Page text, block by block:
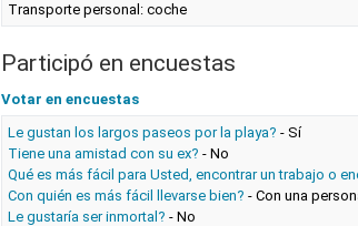
Transporte personal: coche
Participó en encuestas
Votar en encuestas
Le gustan los largos paseos por la playa? - Sí
Tiene una amistad con su ex? - No
Qué es más fácil para Usted, encontrar un trabajo o
Con quién es más fácil llevarse bien? - Con una
Le gustaría ser inmortal? - No